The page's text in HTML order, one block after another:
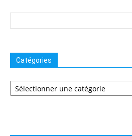
Catégories
Catégories